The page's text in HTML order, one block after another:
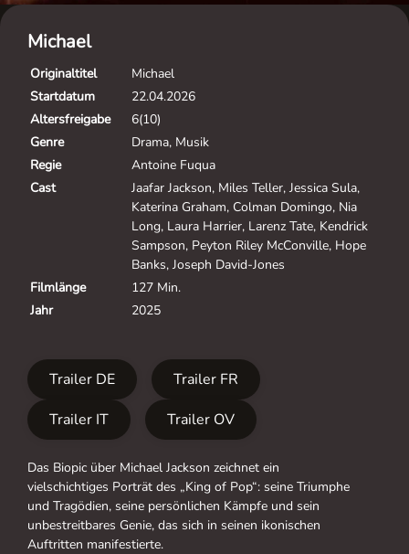
Michael
Originaltitel
Michael
Startdatum
22.04.2026
Altersfreigabe
6(10)
Genre
Drama, Musik
Regie
Antoine Fuqua
Cast
Jaafar Jackson, Miles Teller, Jessica Sula,
Katerina Graham, Colman Domingo, Nia
Long, Laura Harrier, Larenz Tate, Kendrick
Sampson, Peyton Riley McConville, Hope
Banks, Joseph David-Jones
Filmlänge
127 Min.
Jahr
2025
Trailer DE
Trailer FR
Trailer IT
Trailer OV
Das Biopic über Michael Jackson zeichnet ein
vielschichtiges Porträt des „King of Pop“: seine Triumphe
und Tragödien, seine persönlichen Kämpfe und sein
unbestreitbares Genie, das sich in seinen ikonischen
Auftritten manifestierte.